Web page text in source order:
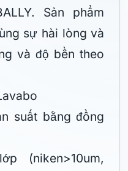
Sản phẩm
sự hài lòng và
và độ bền theo
suất bằng đồng
(niken>10um,